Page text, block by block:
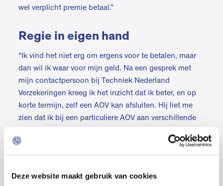
Deze website maakt gebruik van cookies
wel verplicht premie betaal.”
Regie in eigen hand
“Ik vind het niet erg om ergens voor te betalen, maar
dan wil ik waar voor mijn geld. Na een gesprek met
mijn contactpersoon bij Techniek Nederland
Verzekeringen kreeg ik het inzicht dat ik beter, en op
korte termijn, zelf een AOV kan afsluiten. Hij liet me
zien dat ik bij een particuliere AOV aan verschillende
bijvoorbeeld 60, 90 of 180 dagen een uitkering
ontvang. Dit is afhankelijk van hoe groot je eigen
opbrengen. Zo’n verzekering is ook niet voor een